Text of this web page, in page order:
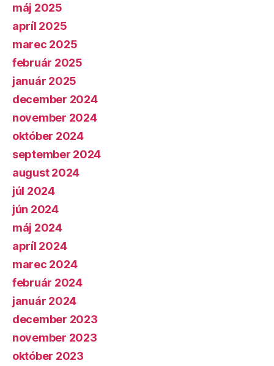
máj 2025
apríl 2025
marec 2025
február 2025
január 2025
december 2024
november 2024
október 2024
september 2024
august 2024
júl 2024
jún 2024
máj 2024
apríl 2024
marec 2024
február 2024
január 2024
december 2023
november 2023
október 2023